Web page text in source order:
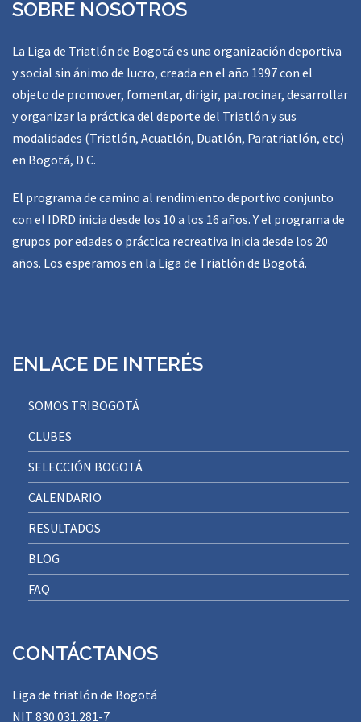
SOBRE NOSOTROS
La Liga de Triatlón de Bogotá es una organización deportiva
y social sin ánimo de lucro, creada en el año 1997 con el
objeto de promover, fomentar, dirigir, patrocinar, desarrollar
y organizar la práctica del deporte del Triatlón y sus
modalidades (Triatlón, Acuatlón, Duatlón, Paratriatlón, etc)
en Bogotá, D.C.
El programa de camino al rendimiento deportivo conjunto
con el IDRD inicia desde los 10 a los 16 años. Y el programa de
grupos por edades o práctica recreativa inicia desde los 20
años. Los esperamos en la Liga de Triatlón de Bogotá.
ENLACE DE INTERÉS
SOMOS TRIBOGOTÁ
CLUBES
SELECCIÓN BOGOTÁ
CALENDARIO
RESULTADOS
BLOG
FAQ
CONTÁCTANOS
Liga de triatlón de Bogotá
NIT 830.031.281-7